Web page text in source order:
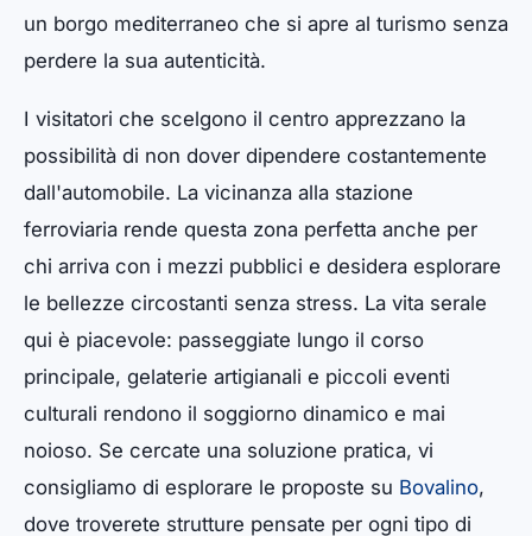
un borgo mediterraneo che si apre al turismo senza
perdere la sua autenticità.
I visitatori che scelgono il centro apprezzano la
possibilità di non dover dipendere costantemente
dall'automobile. La vicinanza alla stazione
ferroviaria rende questa zona perfetta anche per
chi arriva con i mezzi pubblici e desidera esplorare
le bellezze circostanti senza stress. La vita serale
qui è piacevole: passeggiate lungo il corso
principale, gelaterie artigianali e piccoli eventi
culturali rendono il soggiorno dinamico e mai
noioso. Se cercate una soluzione pratica, vi
consigliamo di esplorare le proposte su Bovalino,
dove troverete strutture pensate per ogni tipo di